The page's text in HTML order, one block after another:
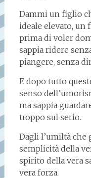
Dammi un figlio
ideale elevato, un
prima di voler
sappia ridere
piangere, senza
E dopo tutto
senso
ma sappia
troppo sul serio.
Dagli l’umiltà che
semplicità della
spirito della vera
vera forza.